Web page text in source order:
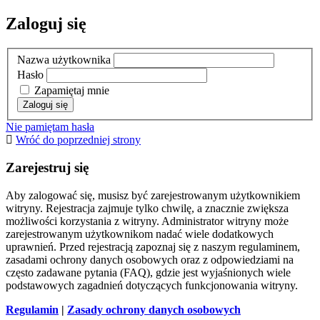
Zaloguj się
Nazwa użytkownika
Hasło
Zapamiętaj mnie
Nie pamiętam hasła
Wróć do poprzedniej strony
Zarejestruj się
Aby zalogować się, musisz być zarejestrowanym użytkownikiem
witryny. Rejestracja zajmuje tylko chwilę, a znacznie zwiększa
możliwości korzystania z witryny. Administrator witryny może
zarejestrowanym użytkownikom nadać wiele dodatkowych
uprawnień. Przed rejestracją zapoznaj się z naszym regulaminem,
zasadami ochrony danych osobowych oraz z odpowiedziami na
często zadawane pytania (FAQ), gdzie jest wyjaśnionych wiele
podstawowych zagadnień dotyczących funkcjonowania witryny.
Regulamin | Zasady ochrony danych osobowych